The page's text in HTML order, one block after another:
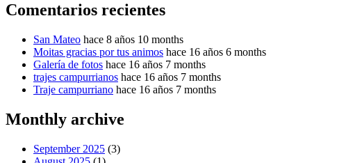
Comentarios recientes
San Mateo hace 8 años 10 months
Moitas gracias por tus animos hace 16 años 6 months
Galería de fotos hace 16 años 7 months
trajes campurrianos hace 16 años 7 months
Traje campurriano hace 16 años 7 months
Monthly archive
September 2025 (3)